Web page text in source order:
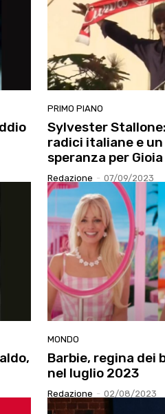
PRIMO PIANO
Sylvester
radici italiane e
speranza per
Redazione - 07/09/2023
MONDO
Barbie, regina dei
nel luglio 2023
Redazione - 02/08/2023